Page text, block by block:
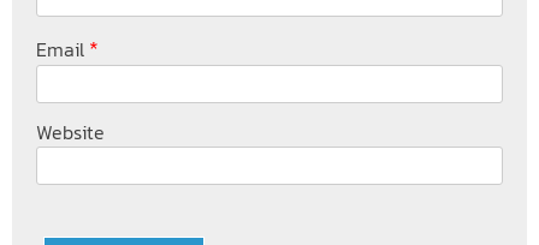
Email *
Website